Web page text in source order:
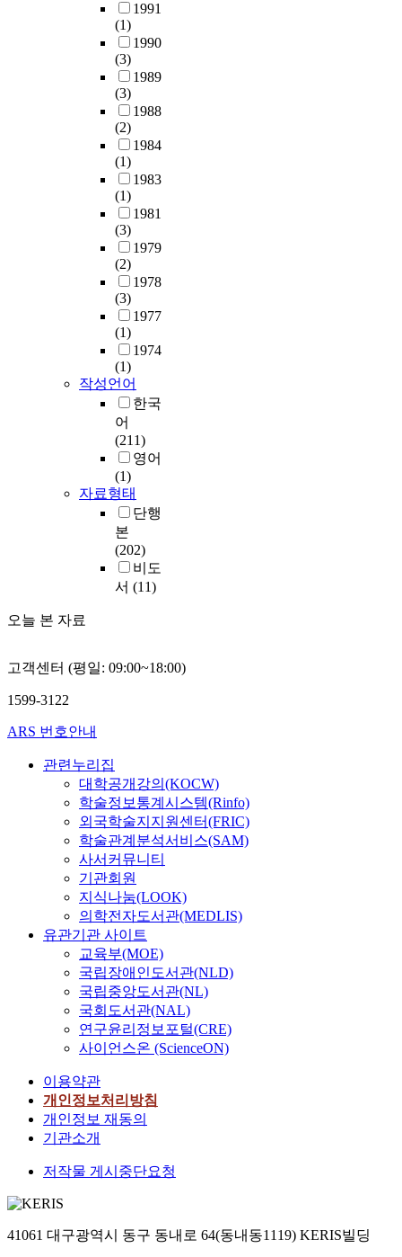
1991
(1)
1990
(3)
1989
(3)
1988
(2)
1984
(1)
1983
(1)
1981
(3)
1979
(2)
1978
(3)
1977
(1)
1974
(1)
작성언어
한국
어
(211)
영어
(1)
자료형태
단행
본
(202)
비도
서 (11)
오늘 본 자료
고객센터 (평일: 09:00~18:00)
1599-3122
ARS 번호안내
관련누리집
대학공개강의(KOCW)
학술정보통계시스템(Rinfo)
외국학술지지원센터(FRIC)
학술관계분석서비스(SAM)
사서커뮤니티
기관회원
지식나눔(LOOK)
의학전자도서관(MEDLIS)
유관기관 사이트
교육부(MOE)
국립장애인도서관(NLD)
국립중앙도서관(NL)
국회도서관(NAL)
연구윤리정보포털(CRE)
사이언스온 (ScienceON)
이용약관
개인정보처리방침
개인정보 재동의
기관소개
저작물 게시중단요청
41061 대구광역시 동구 동내로 64(동내동1119) KERIS빌딩